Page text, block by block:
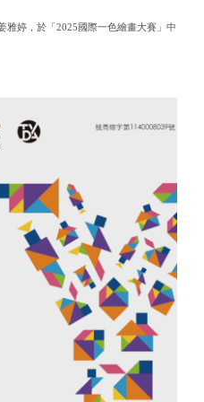
雅婷，於「2025國際一色繪畫大賽」中